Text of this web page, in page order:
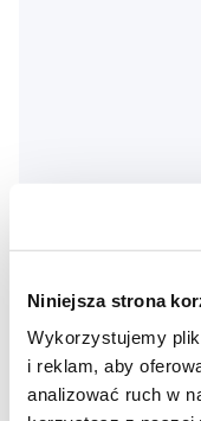
Niniejsza strona
Wykorzystujemy
i reklam, aby
analizować ruch w
MARVIS Sweet & sour
75 ml
33,50 Zł
5,0/5